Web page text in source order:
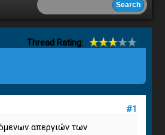
Thread Rating:
#1
απεργιών των